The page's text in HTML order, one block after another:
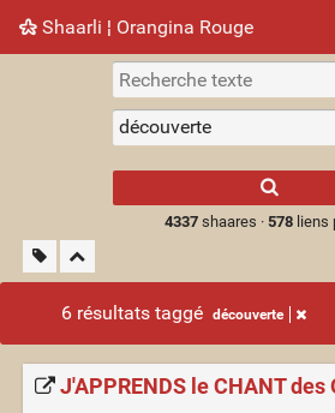
Shaarli ¦ Orangina Rouge
Nuage de tags Mur d'images
4337shaares · 578liens
6 résultats taggé découverte
J'APPRENDS le CHANT des